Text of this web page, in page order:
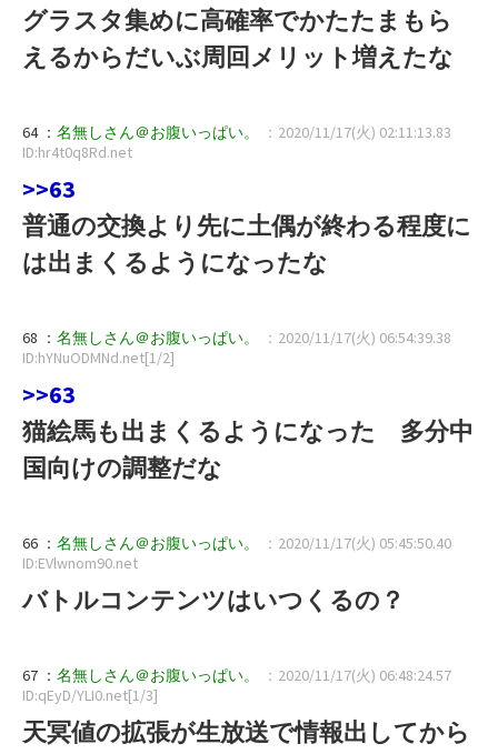
グラスタ集めに高確率でかたたまもら
えるからだいぶ周回メリット増えたな
64 ： 名無しさん＠お腹いっぱい。
：2020/11/17(火) 02:11:13.83
ID:hr4t0q8Rd.net
>>63
普通の交換より先に土偶が終わる程度に
は出まくるようになったな
68 ： 名無しさん＠お腹いっぱい。
：2020/11/17(火) 06:54:39.38
ID:hYNuODMNd.net[1/2]
>>63
猫絵馬も出まくるようになった 多分中
国向けの調整だな
66 ： 名無しさん＠お腹いっぱい。
：2020/11/17(火) 05:45:50.40
ID:EVlwnom90.net
バトルコンテンツはいつくるの？
67 ： 名無しさん＠お腹いっぱい。
：2020/11/17(火) 06:48:24.57
ID:qEyD/YLI0.net[1/3]
天冥値の拡張が生放送で情報出してから